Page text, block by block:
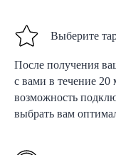
Выберите
После получения
с вами в течение
возможность
выбрать вам